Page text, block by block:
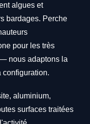
algues et
bardages. Perche
pour les très
nous adaptons la
configuration.
aluminium,
surfaces traitées